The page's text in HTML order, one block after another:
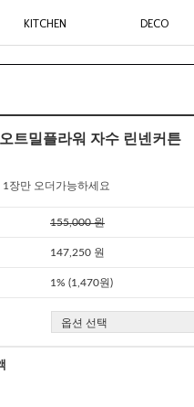
KITCHEN DECO
트밀플라워 자수 린넨커튼
장만 오더가능하세요
155,000 원
147,250 원
1% (1,470원)